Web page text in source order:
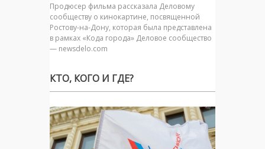
Продюсер фильма рассказала Деловому
сообществу о кинокартине, посвященной
Ростову-на-Дону, которая была представлена
в рамках «Кода города» Деловое сообщество
— newsdelo.com
КТО, КОГО И ГДЕ?